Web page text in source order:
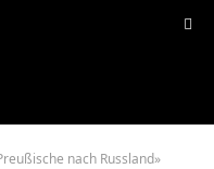
nach Russland»